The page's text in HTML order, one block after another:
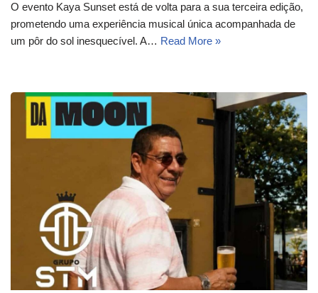
O evento Kaya Sunset está de volta para a sua terceira edição,
prometendo uma experiência musical única acompanhada de
um pôr do sol inesquecível. A… Read More »